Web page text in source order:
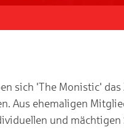
sich 'The Monistic'
Aus ehemaligen
und mächtigen